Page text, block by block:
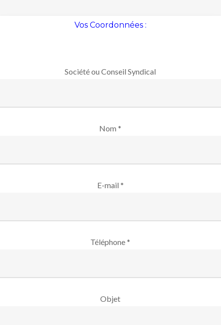
Vos Coordonnées :
Société ou Conseil Syndical
Nom *
E-mail *
Téléphone *
Objet